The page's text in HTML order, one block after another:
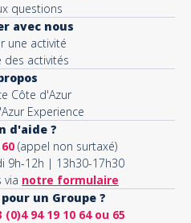
questions
avec nous
une activité
des activités
Côte d'Azur
Experience
d'aide ?
(appel non surtaxé)
9h-12h | 13h30-17h30
via notre formulaire
un Groupe ?
(0)4 94 19 10 64 ou 65